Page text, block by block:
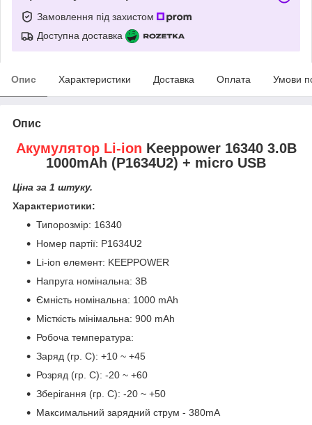
Замовлення під захистом
Доступна доставка
Опис Характеристики Доставка Оплата Умови
Опис
Акумулятор Li-ion Keeppower 16340 3.0В
1000mAh (P1634U2) + micro USB
Ціна за 1 штуку.
Характеристики:
Типорозмір: 16340
Номер партії: P1634U2
Li-ion елемент: KEEPPOWER
Напруга номінальна: 3В
Ємність номінальна: 1000 mAh
Місткість мінімальна: 900 mAh
Робоча температура:
Заряд (гр. С): +10 ~ +45
Розряд (гр. С): -20 ~ +60
Зберігання (гр. С): -20 ~ +50
Максимальний зарядний струм - 380mА